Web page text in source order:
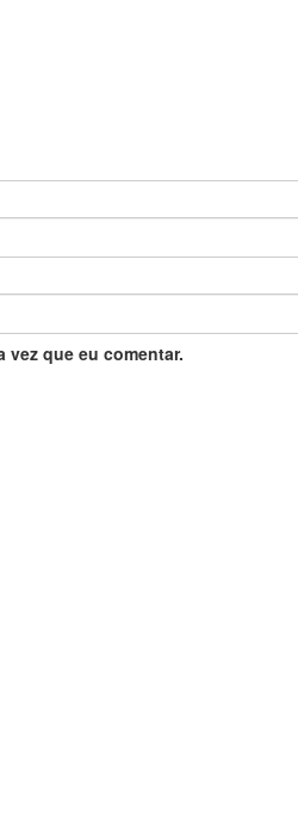
vez que eu comentar.